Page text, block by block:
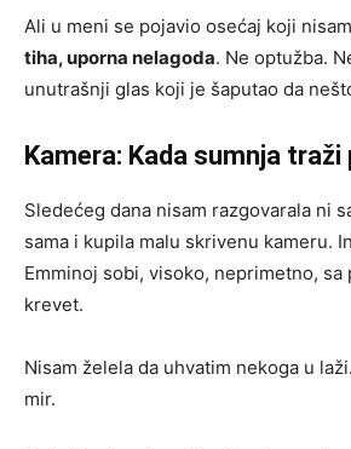
Ali u meni se pojavio osećaj koji
tiha, uporna nelagoda. Ne optužba.
unutrašnji glas koji je šaputao da
Kamera: Kada sumnja
Sledećeg dana nisam razgovarala ni
sama i kupila malu skrivenu kameru.
Emminoj sobi, visoko, neprimetno, sa
krevet.
Nisam želela da uhvatim nekoga u
mir.